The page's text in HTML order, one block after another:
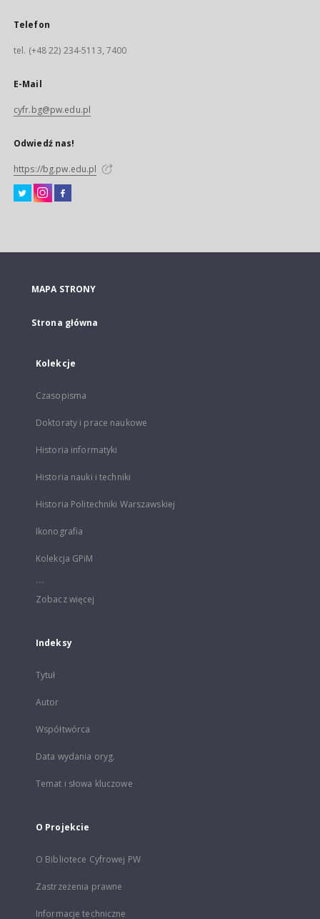
Telefon
tel. (+48 22) 234-5113, 7400
E-Mail
cyfr.bg@pw.edu.pl
Odwiedź nas!
https://bg.pw.edu.pl
MAPA STRONY
Strona główna
Kolekcje
Czasopisma
Doktoraty i prace naukowe
Historia informatyki
Historia nauki i techniki
Historia Politechniki Warszawskiej
Ikonografia
Kolekcja GPiM
...
Zobacz więcej
Indeksy
Tytuł
Autor
Współtwórca
Data wydania oryg.
Temat i słowa kluczowe
O Projekcie
O Bibliotece Cyfrowej PW
Zastrzeżenia prawne
Informacje techniczne